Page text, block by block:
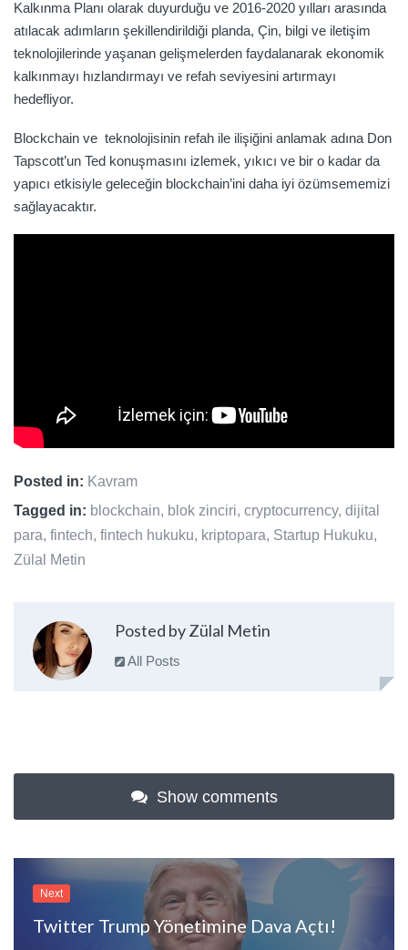
Kalkınma Planı olarak duyurduğu ve 2016-2020 yılları arasında
atılacak adımların şekillendirildiği planda, Çin, bilgi ve iletişim
teknolojilerinde yaşanan gelişmelerden faydalanarak ekonomik
kalkınmayı hızlandırmayı ve refah seviyesini artırmayı
hedefliyor.
Blockchain ve teknolojisinin refah ile ilişiğini anlamak adına Don
Tapscott’un Ted konuşmasını izlemek, yıkıcı ve bir o kadar da
yapıcı etkisiyle geleceğin blockchain’ini daha iyi özümsememizi
sağlayacaktır.
Posted in: Kavram
Tagged in: blockchain, blok zinciri, cryptocurrency, dijital
para, fintech, fintech hukuku, kriptopara, Startup Hukuku,
Zülal Metin
Posted by Zülal Metin
All Posts
Show comments
Next
Twitter Trump Yönetimine Dava Açtı!